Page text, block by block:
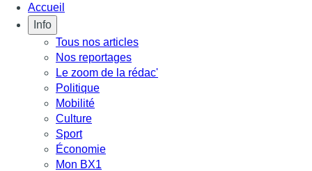
Accueil
Info
Tous nos articles
Nos reportages
Le zoom de la rédac'
Politique
Mobilité
Culture
Sport
Économie
Mon BX1